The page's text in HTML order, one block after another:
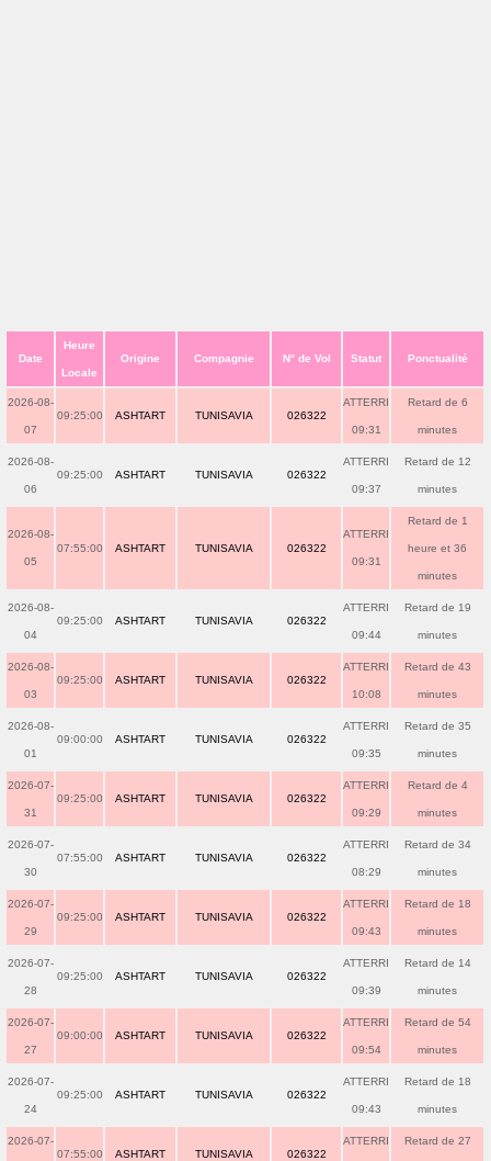
Date
Heure
Locale
Origine Compagnie N° de Vol Statut Ponctualité
2026-08-
07
09:25:00 ASHTART TUNISAVIA 026322
ATTERRI
09:31
Retard de 6
minutes
2026-08-
06
09:25:00 ASHTART TUNISAVIA 026322
ATTERRI
09:37
Retard de 12
minutes
2026-08-
05
07:55:00 ASHTART TUNISAVIA 026322
ATTERRI
09:31
Retard de 1
heure et 36
minutes
2026-08-
04
09:25:00 ASHTART TUNISAVIA 026322
ATTERRI
09:44
Retard de 19
minutes
2026-08-
03
09:25:00 ASHTART TUNISAVIA 026322
ATTERRI
10:08
Retard de 43
minutes
2026-08-
01
09:00:00 ASHTART TUNISAVIA 026322
ATTERRI
09:35
Retard de 35
minutes
2026-07-
31
09:25:00 ASHTART TUNISAVIA 026322
ATTERRI
09:29
Retard de 4
minutes
2026-07-
30
07:55:00 ASHTART TUNISAVIA 026322
ATTERRI
08:29
Retard de 34
minutes
2026-07-
29
09:25:00 ASHTART TUNISAVIA 026322
ATTERRI
09:43
Retard de 18
minutes
2026-07-
28
09:25:00 ASHTART TUNISAVIA 026322
ATTERRI
09:39
Retard de 14
minutes
2026-07-
27
09:00:00 ASHTART TUNISAVIA 026322
ATTERRI
09:54
Retard de 54
minutes
2026-07-
24
09:25:00 ASHTART TUNISAVIA 026322
ATTERRI
09:43
Retard de 18
minutes
2026-07-
07:55:00 ASHTART TUNISAVIA 026322
ATTERRI Retard de 27